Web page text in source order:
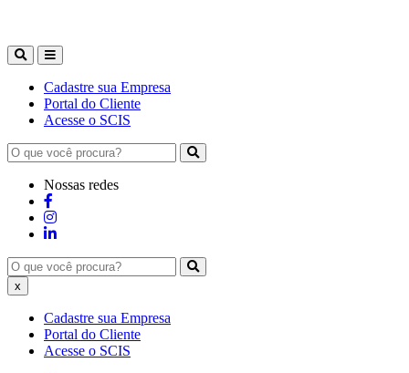
Cadastre sua Empresa
Portal do Cliente
Acesse o SCIS
Nossas redes
x
Cadastre sua Empresa
Portal do Cliente
Acesse o SCIS